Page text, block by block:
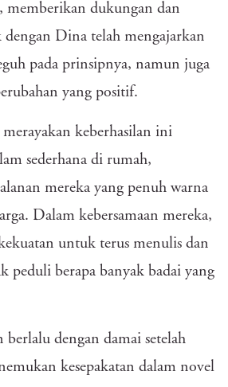
memberikan dukungan dan
Dina telah mengajarkan
pada prinsipnya, namun juga
yang positif.
keberhasilan ini
sederhana di rumah,
mereka yang penuh warna
Dalam kebersamaan mereka,
untuk terus menulis dan
peduli berapa banyak badai yang
berlalu dengan damai setelah
kesepakatan dalam novel